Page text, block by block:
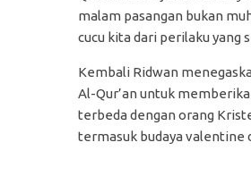
malam pasangan bukan
cucu kita dari perilaku yang
Kembali Ridwan
Al-Qur’an untuk
terbeda dengan orang
termasuk budaya valentine